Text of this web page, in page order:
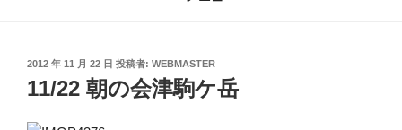
投
稿
日:
2012 年 11 月 22 日 投稿者: WEBMASTER
11/22 朝の会津駒ケ岳